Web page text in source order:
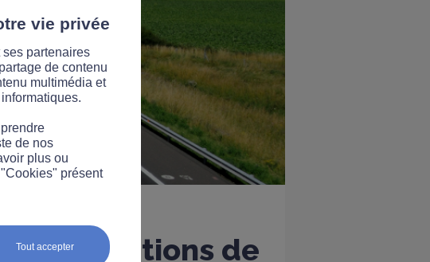
d'Actions de
vie privée
ses partenaires
de contenu
multimédia et
de nos
plus ou
présent
Tout accepter